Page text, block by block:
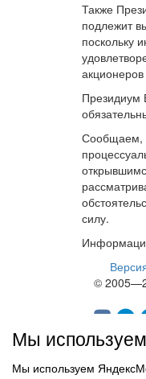
Также
подлежит
поскольку
Президиум
Сообщаем,
силу.
©
Мы
Мы используем